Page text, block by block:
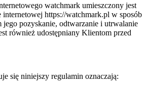
watchmark umieszczony jest
internetowej https://watchmark.pl w sposób
pozyskanie, odtwarzanie i utrwalanie
również udostępniany Klientom przed
się niniejszy regulamin oznaczają: